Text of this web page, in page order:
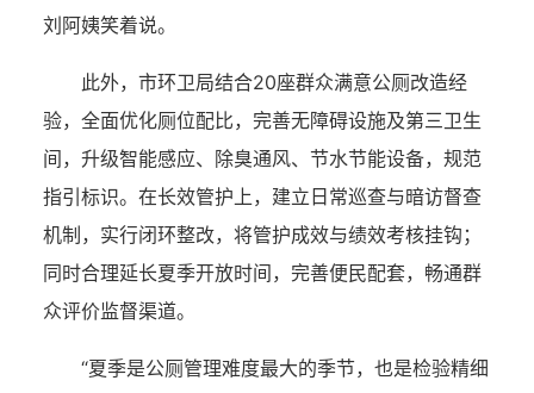
刘阿姨笑着说。
此外，市环卫局结合20座群众满意公厕改造经
验，全面优化厕位配比，完善无障碍设施及第三卫生
间，升级智能感应、除臭通风、节水节能设备，规范
指引标识。在长效管护上，建立日常巡查与暗访督查
机制，实行闭环整改，将管护成效与绩效考核挂钩；
同时合理延长夏季开放时间，完善便民配套，畅通群
众评价监督渠道。
“夏季是公厕管理难度最大的季节，也是检验精细